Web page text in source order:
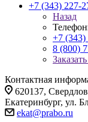
+7 (343) 227-
Назад
+7 (343)
8 (800)
Контактная
620137,
Екатеринбург, ул.
ekat@prabo.ru